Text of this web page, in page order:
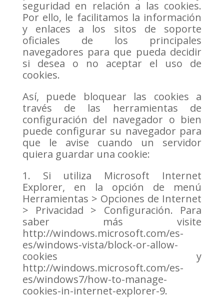
seguridad en relación a las cookies.
Por ello, le facilitamos la información
y enlaces a los sitos de soporte
oficiales de los principales
navegadores para que pueda decidir
si desea o no aceptar el uso de
cookies.
Así, puede bloquear las cookies a
través de las herramientas de
configuración del navegador o bien
puede configurar su navegador para
que le avise cuando un servidor
quiera guardar una cookie:
1. Si utiliza Microsoft Internet
Explorer, en la opción de menú
Herramientas > Opciones de Internet
> Privacidad > Configuración. Para
saber más visite
http://windows.microsoft.com/es-
es/windows-vista/block-or-allow-
cookies y
http://windows.microsoft.com/es-
es/windows7/how-to-manage-
cookies-in-internet-explorer-9.